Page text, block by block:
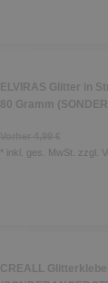
ELVIRAS Glitter in
80 Gramm
* inkl. ges. MwSt. zzgl.
CREALL